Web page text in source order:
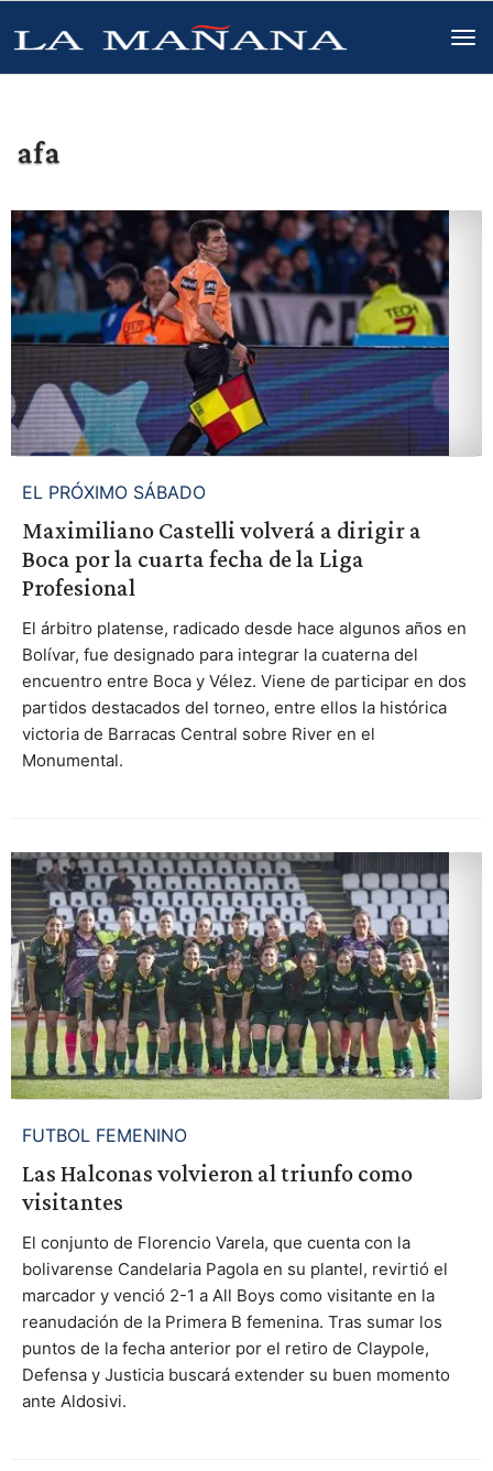
afa
EL PRÓXIMO SÁBADO
Maximiliano Castelli volverá a dirigir a
Boca por la cuarta fecha de la Liga
Profesional
El árbitro platense, radicado desde hace algunos años en
Bolívar, fue designado para integrar la cuaterna del
encuentro entre Boca y Vélez. Viene de participar en dos
partidos destacados del torneo, entre ellos la histórica
victoria de Barracas Central sobre River en el
Monumental.
FUTBOL FEMENINO
Las Halconas volvieron al triunfo como
visitantes
El conjunto de Florencio Varela, que cuenta con la
bolivarense Candelaria Pagola en su plantel, revirtió el
marcador y venció 2-1 a All Boys como visitante en la
reanudación de la Primera B femenina. Tras sumar los
puntos de la fecha anterior por el retiro de Claypole,
Defensa y Justicia buscará extender su buen momento
ante Aldosivi.